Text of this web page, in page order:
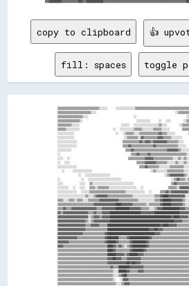
copy to clipboard 👍
fill: spaces toggle
▒▒▒▒▒▒▒▒▒▒▒▒▒▒▒▒▒▒▒▒▒▒▒▒▒▒▒▒▒▒░░░░░░
▒▒▒▒▒▒▒▒▒▒▒▒▒▒▒▒▒▒▒▒▒▒▒▒░░░░
▒▒▒▒▒▒▒▒▒▒▒▒▒▒▒▒▒▒░░░░                      ░░
▒▒▒▒▒▒▒▒▒▒▒▒▒▒▒▒░░                          ░░░░░░░░░░    ░░  ░░░░
▒▒▒▒▒▒▒▒▒▒░░░░░░                    ░░░░░░  ░░░░░░░░░░░░░░░░░░▒▒░░░░
▒▒▒▒▒▒░░░░░░░░░░                ░░  ░░░░░░░░░░▒▒▒▒▒▒░░░░░░░░▒▒▒▒▒▒░░░░░░
░░░░░░░░░░░░                    ░░  ░░▒▒▒▒▒▒░░░░▒▒▒▒▒▒▒▒▒▒▒▒▒▒▓▓▒▒▒▒░░░░░░
░░░░░░░░░░░░                        ░░▒▒▒▒▒▒▒▒░░▓▓▒▒▒▒▒▒▒▒▒▒▓▓▓▓▒▒▒▒▒▒░░░░░░░░
░░░░░░░░░░░░░░                      ▒▒▒▒▒▒▒▒▒▒▒▒▓▓▒▒▓▓▓▓▒▒▓▓▓▓▓▓▓▓▓▓▒▒▒▒▒▒▒▒░░░░
░░░░░░░░░░░░░░                      ▒▒▒▒▓▓▒▒▒▒▒▒▒▒▒▒▒▒▒▒▒▒▓▓▒▒▒▒▒▒▒▒▒▒▒▒▒▒▒▒░░░░░░
░░░░░░░░░░                          ▒▒▒▒▓▓▒▒▒▒▒▒▒▒▒▒▒▒▒▒▒▒▒▒▒▒▒▒▒▒▓▓▓▓▓▓▓▓▒▒░░░░░░░░
░░
░░░░  ░░
░░  ░░░░
░░░░░░░░░░░░░░                              ▒▒▒▒▓▓▒▒▒▒▒▒▒▒░░░░░░░░▒▒▒▒▒▒▒▒▒▒░░░░░░
░░    ░░░░░░░░░░░░░░
░░  ░░░░░░░░░░░░░░░░░░                          ░░▒▒▓▓▓▓▓▓▓▓▓▓▒▒░░░░░░
░░          ░░  ░░░░░░░░░░░░░░░░░░░░░░░░
░░░░        ░░░░  ▒▒░░░░░░░░░░░░░░░░░░░░░░░░░░░░░░
░░░░░░░░  ░░  ░░░░  ▒▒▒▒░░▒▒▒▒▒▒▒▒░░░░░░░░░░░░░░░░░░░░  ░░
░░░░░░░░░░░░░░  ░░░░░░▒▒▒▒▒▒▒▒▒▒▒▒▒▒▒▒▒▒▒▒▒▒▒▒▒▒░░░░░░░░░░░░░░  ░░
▒▒▒▒▒▒▒▒▒▒▒▒▒▒▒▒▒▒▒▒▒▒▒▒▒▒▒▒▒▒▒▒▒▒▒▒▒▒▒▒░░